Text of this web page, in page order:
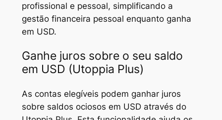
profissional e pessoal, simplificando a
gestão financeira pessoal enquanto ganha
em USD.
Ganhe juros sobre o seu saldo
em USD (Utoppia Plus)
As contas elegíveis podem ganhar juros
sobre saldos ociosos em USD através do